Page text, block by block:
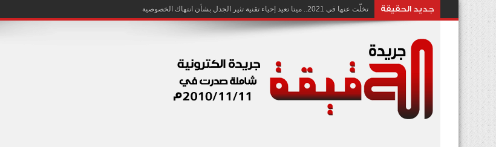
جديد الحقيقة تخلّت عنها في 2021.. ميتا تعيد إحياء تقنية تثير الجدل بشأن انتهاك الخصوصية